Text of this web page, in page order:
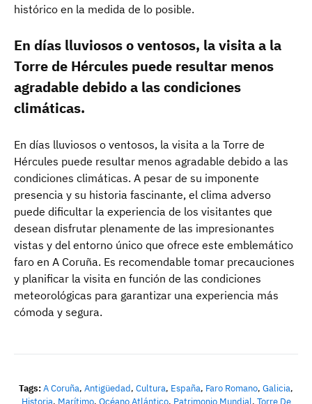
histórico en la medida de lo posible.
En días lluviosos o ventosos, la visita a la
Torre de Hércules puede resultar menos
agradable debido a las condiciones
climáticas.
En días lluviosos o ventosos, la visita a la Torre de
Hércules puede resultar menos agradable debido a las
condiciones climáticas. A pesar de su imponente
presencia y su historia fascinante, el clima adverso
puede dificultar la experiencia de los visitantes que
desean disfrutar plenamente de las impresionantes
vistas y del entorno único que ofrece este emblemático
faro en A Coruña. Es recomendable tomar precauciones
y planificar la visita en función de las condiciones
meteorológicas para garantizar una experiencia más
cómoda y segura.
Tags:A Coruña, Antigüedad, Cultura, España, Faro Romano, Galicia,
Historia, Marítimo, Océano Atlántico, Patrimonio Mundial, Torre De